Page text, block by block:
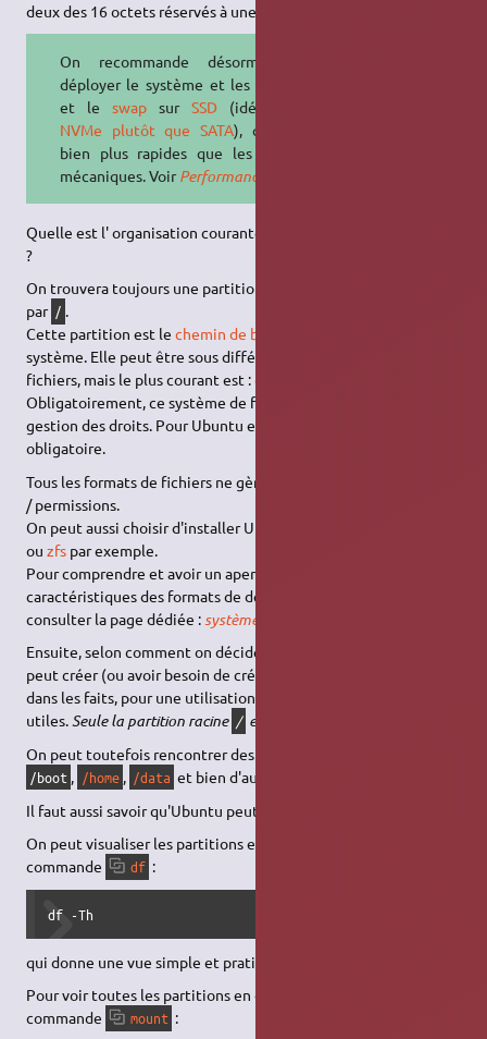
deux des 16 octets réservés à une partition.
On recommande désormais de
déployer le système et les logiciels
et le swapsur SSD (idéalement
NVMe plutôt que SATA), qui sont
bien plus rapides que les disques
mécaniques. VoirPerformances
Quelle est l' organisation courante des partitions pour Ubuntu
?
On trouvera toujours une partition
par / .
Cette partition est lechemin de base
système. Elle peut être sous différents types de système de
fichiers, mais le plus courant est :ext4
Obligatoirement, ce système de fichiers aura des propriétés de
gestion des droits. Pour Ubuntu et Linux en général c'est
obligatoire.
Tous les formats de fichiers ne gèrent pas forcément des droits
/ permissions.
On peut aussi choisir d'installer Ubuntu sur une partition
ouzfs par exemple.
Pour comprendre et avoir un aperçu des différentes
caractéristiques des formats de de fichiers, je vous invite à
consulter la page dédiée :système de fichiers
Ensuite, selon comment on décide d'organiser le système, on
peut créer (ou avoir besoin de créer) d'autres partitions mais
dans les faits, pour une utilisation courante peu sont vraiment
utiles.Seule la partition racine / est indispensable.
On peut toutefois rencontrer des partitions nommées :
/boot , /home , /data et bien d'autres.
Il faut aussi savoir qu'Ubuntu peut créer d'autres partitions.
On peut visualiser les partitions en cours d'utilisation avec la
commande
df :
df -Th
qui donne une vue simple et pratique.
Pour voir toutes les partitions en cours d'utilisation, préférer la
commande
mount :